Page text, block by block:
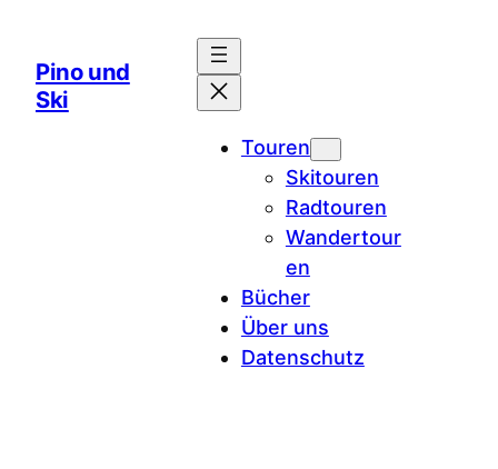
springen
Pino und
Ski
Touren
Skitouren
Radtouren
Wandertour
en
Bücher
Über uns
Datenschutz